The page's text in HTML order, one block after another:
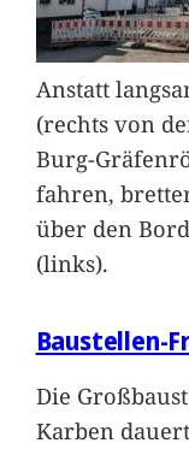
Anstatt
(rechts von
Burg-
fahren,
über den
(links).
Baustellen-
Die
Karben